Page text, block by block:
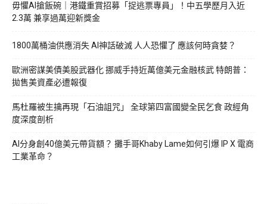
毋懼AI搶飯碗｜港鐵重賞招募「捉逃票專員」！中五學歷月入近
2.3萬 兼享過萬迎新獎金
1800萬桶油供應消失 AI神話破滅 人人恐懼了 應該何時貪婪？
歐洲密謀美債美股武器化 挪威手持近萬億美元金融核武 特朗普：
拋售美資產必遭報復
馬杜羅被生擒再現「石油詛咒」 全球第四富國變全民乞食 政經角
度深度剖析
AI分身創40億美元帶貨額？ 攤手哥Khaby Lame如何引爆 IP X 電商
工業革命？